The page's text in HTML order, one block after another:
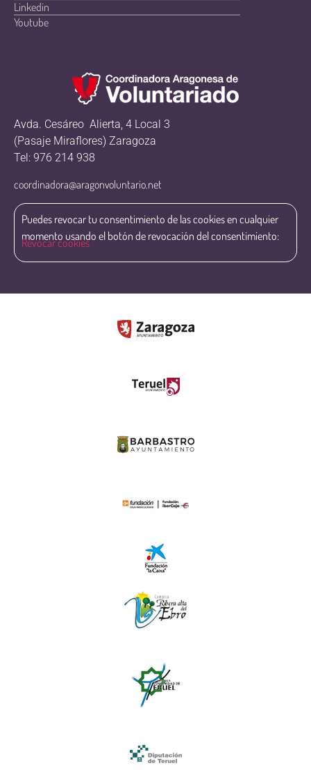
Linkedin
Youtube
Avda. Cesáreo Alierta, 4 Local 3
(Pasaje Miraflores) Zaragoza
Tel: 976 214 938
coordinadora@aragonvoluntario.net
Puedes revocar tu consentimiento de las cookies en cualquier
momento usando el botón de revocación del consentimiento:
Revocar cookies